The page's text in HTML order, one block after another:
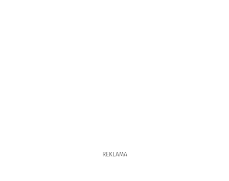
REKLAMA